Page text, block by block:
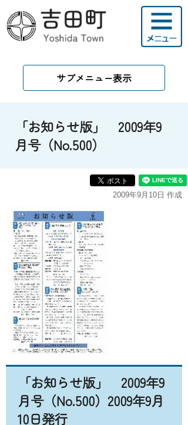
サブメニュー表示
「お知らせ版」 2009年9
月号（No.500）
2009年9月10日 作成
「お知らせ版」 2009年9
月号（No.500）2009年9月
10日発行